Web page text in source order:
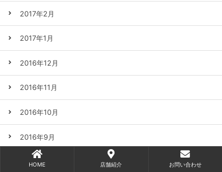
2017年2月
2017年1月
2016年12月
2016年11月
2016年10月
2016年9月
2016年8月
HOME 店舗紹介 お問い合わせ